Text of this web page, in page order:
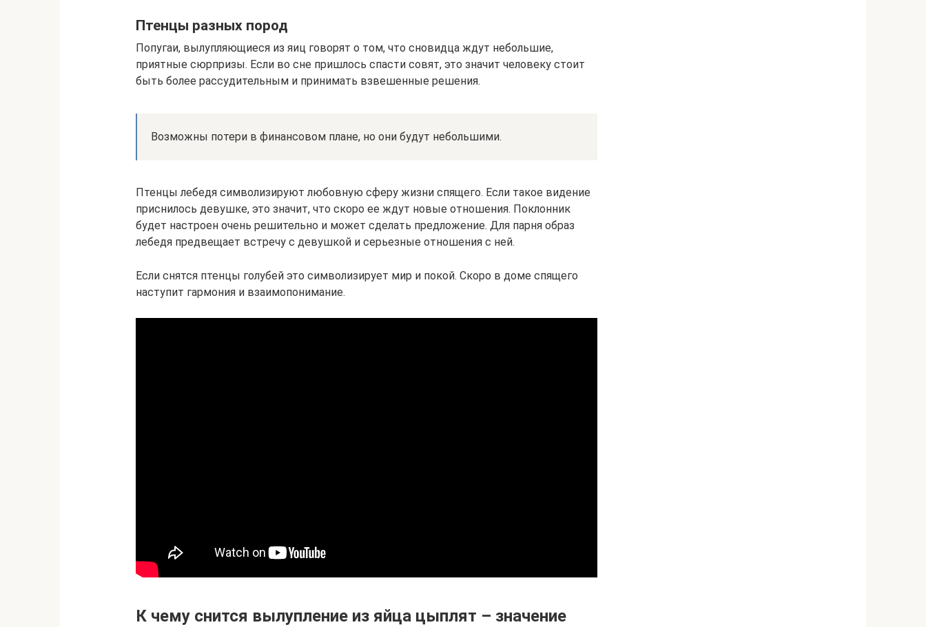
Птенцы разных пород
Попугаи, вылупляющиеся из яиц говорят о том, что сновидца ждут небольшие,
приятные сюрпризы. Если во сне пришлось спасти совят, это значит человеку стоит
быть более рассудительным и принимать взвешенные решения.
Возможны потери в финансовом плане, но они будут небольшими.
Птенцы лебедя символизируют любовную сферу жизни спящего. Если такое видение
приснилось девушке, это значит, что скоро ее ждут новые отношения. Поклонник
будет настроен очень решительно и может сделать предложение. Для парня образ
лебедя предвещает встречу с девушкой и серьезные отношения с ней.
Если снятся птенцы голубей это символизирует мир и покой. Скоро в доме спящего
наступит гармония и взаимопонимание.
К чему снится вылупление из яйца цыплят – значение